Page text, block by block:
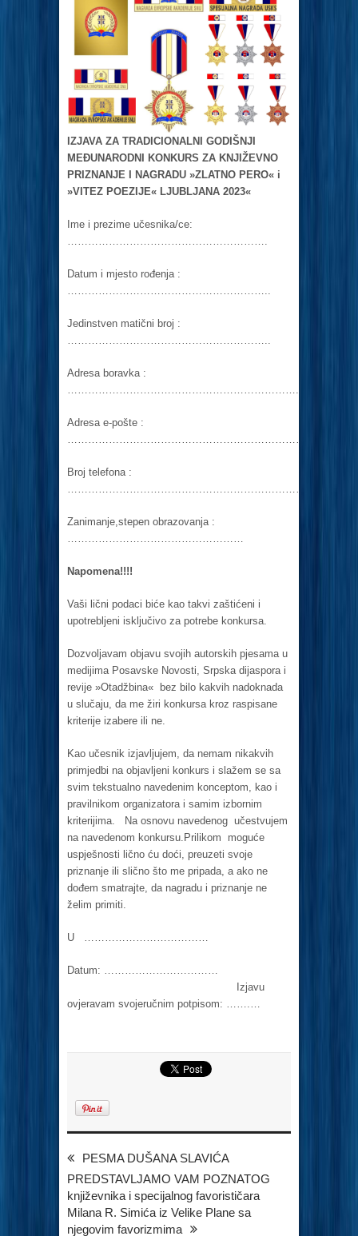
IZJAVA ZA TRADICIONALNI GODIŠNJI
MEĐUNARODNI KONKURS ZA KNJIŽEVNO
PRIZNANJE I NAGRADU »ZLATNO PERO« i
»VITEZ POEZIJE« LJUBLJANA 2023«
Ime i prezime učesnika/ce:
Datum i mjesto rođenja :
Jedinstven matični broj :
Adresa boravka :
Adresa e-pošte :
Broj telefona :
Zanimanje,stepen obrazovanja :
Napomena!!!!
Vaši lični podaci biće kao takvi zaštićeni i
upotrebljeni isključivo za potrebe konkursa.
Dozvoljavam objavu svojih autorskih pjesama u
medijima Posavske Novosti, Srpska dijaspora i
revije »Otadžbina« bez bilo kakvih nadoknada
u slučaju, da me žiri konkursa kroz raspisane
kriterije izabere ili ne.
Kao učesnik izjavljujem, da nemam nikakvih
primjedbi na objavljeni konkurs i slažem se sa
svim tekstualno navedenim konceptom, kao i
pravilnikom organizatora i samim izbornim
kriterijima. Na osnovu navedenog učestvujem
na navedenom konkursu.Prilikom moguće
uspješnosti lično ću doći, preuzeti svoje
priznanje ili slično što me pripada, a ako ne
dođem smatrajte, da nagradu i priznanje ne
želim primiti.
U ………………………………
Datum: ……………………………
Izjavu
ovjeravam svojeručnim potpisom: …….…
PESMA DUŠANA SLAVIĆA
PREDSTAVLJAMO VAM POZNATOG
književnika i specijalnog favorističara
Milana R. Simića iz Velike Plane sa
njegovim favorizmima